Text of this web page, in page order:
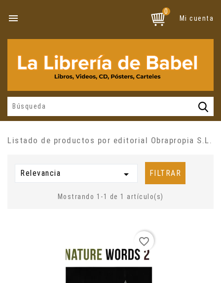
 Mi cuenta
0
Listado de productos por editorial Obrapropia S.L.
Relevancia  FILTRAR
Mostrando 1-1 de 1 artículo(s)
favorite_border